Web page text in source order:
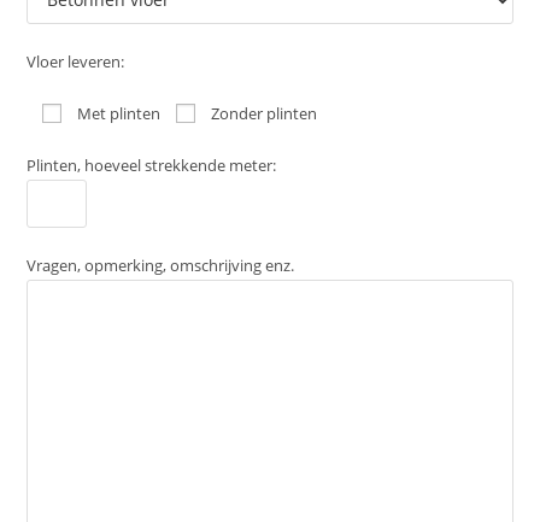
Vloer leveren:
Met plinten Zonder plinten
Plinten, hoeveel strekkende meter:
Vragen, opmerking, omschrijving enz.